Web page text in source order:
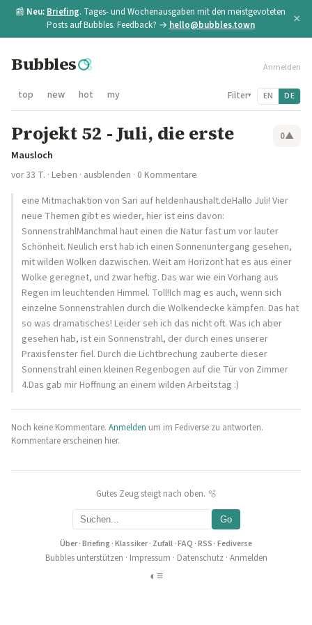
📰 Neu: Briefing. Tages- und Wochenausgaben mit den meistgevoteten
Posts auf Bubbles. Feedback? → hello@bubbles.town ×
Bubbles Anmelden
top new hot my Filter▾ EN DE
Projekt 52 - Juli, die erste 0▲
Mausloch
vor 33 T. · Leben · ausblenden · 0 Kommentare
eine Mitmachaktion von Sari auf heldenhaushalt.deHallo Juli! Vier
neue Themen gibt es wieder, hier ist eins davon:
SonnenstrahlManchmal haut einen die Natur fast um vor lauter
Schönheit. Neulich erst hab ich einen Sonnenuntergang gesehen,
mit wilden Wolken dazwischen. Weit am Horizont hat es aus einer
Wolke geregnet, und zwar heftig. Das war wie ein Vorhang aus
Regen im leuchtenden Himmel. Toll!Ich mag es auch, wenn sich
einzelne Sonnenstrahlen durch die Wolkendecke kämpfen. Das hat
so was dramatisches! Leider seh ich das nicht oft. Was ich aber
gesehen hab, ist ein Sonnenstrahl, der durch eines unserer
Praxisfenster fiel. Durch die Lichtbrechung zauberte dieser
Sonnenstrahl einen kleinen Regenbogen auf die Tür von Zimmer
4.Das gab mir Hoffnung an einem wilden Arbeitstag :)
Noch keine Kommentare. Anmelden um im Fediverse zu antworten.
Kommentare erscheinen hier.
Gutes Zeug steigt nach oben. 🫧
Go
Über·Briefing·Klassiker· Zufall·FAQ ·RSS ·Fediverse
Bubbles unterstützen · Impressum · Datenschutz· Anmelden
◐ ≡